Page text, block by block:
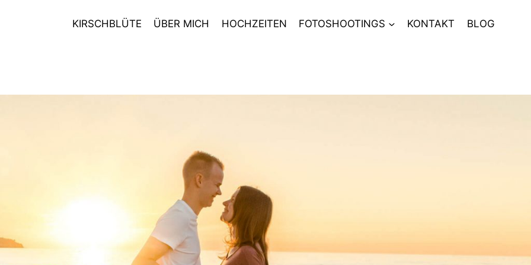
KIRSCHBLÜTE ÜBER MICH HOCHZEITEN FOTOSHOOTINGS KONTAKT BLOG